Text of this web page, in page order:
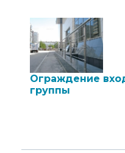
Ограждение
группы